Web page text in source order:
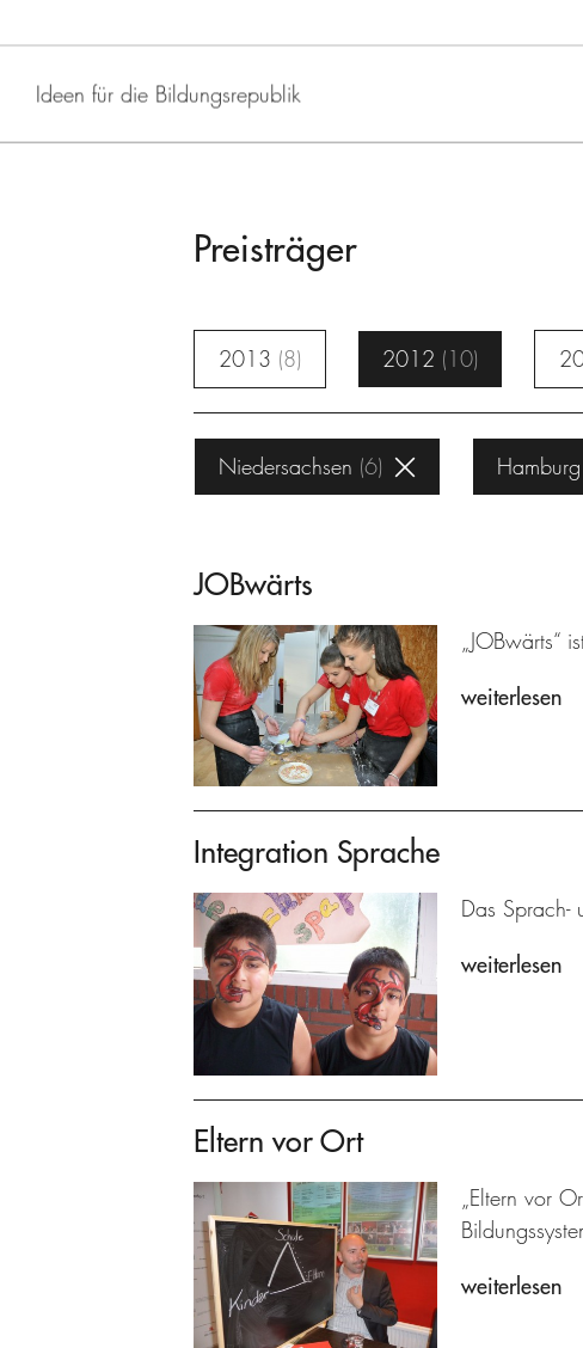
Ideen für die Bildungsrepublik
Preisträger
2013 8 2012 10
Niedersachsen 6 Hamburg
JOBwärts
„JOBwärts“
weiterlesen
Integration Sprache
Das Sprach-
weiterlesen
Eltern vor Ort
„Eltern vor
weiterlesen